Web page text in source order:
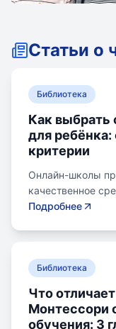
Статьи о
Библиотека
Как выбрать
для ребёнка:
критерии
Онлайн-школы
качественное
без привязки к
предпочитаемую
получить
в университет
Подробнее
Библиотека
Что
Монтессори
обучения: 3